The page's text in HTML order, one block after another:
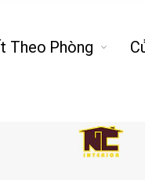
Theo Phòng